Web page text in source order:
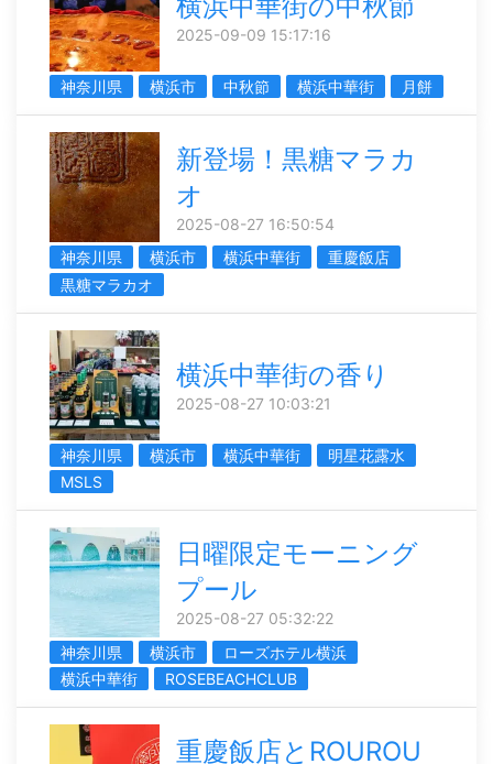
2025-09-09 15:17:16
神奈川県 横浜市 中秋節 横浜中華街 月餅
新登場！黒糖マラカ
オ
2025-08-27 16:50:54
神奈川県
横浜市 横浜中華街
重慶飯店
黒糖マラカオ
横浜中華街の香り
2025-08-27 10:03:21
神奈川県 横浜市 横浜中華街
明星花露水
MSLS
日曜限定モーニング
プール
2025-08-27 05:32:22
神奈川県
横浜市
ローズホテル横浜
横浜中華街
ROSEBEACHCLUB
重慶飯店とROUROU